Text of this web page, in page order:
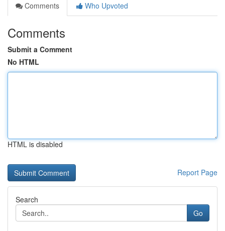
Comments
Who Upvoted
Comments
Submit a Comment
No HTML
HTML is disabled
Report Page
Search
Go